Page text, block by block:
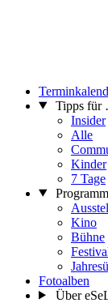
Tipps
Insider
Alle
Kinder
7 Tage
Programm
Kino
Bühne
Fotoalben
Über